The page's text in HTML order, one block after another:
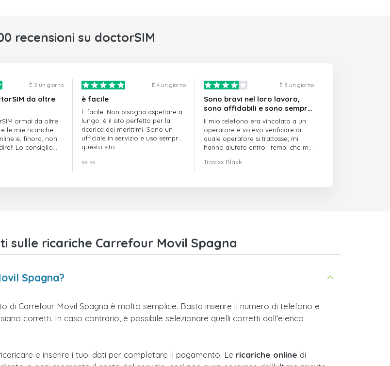
recensioni su doctorSIM
È 2 un giorno
da oltre
ormai da oltre
le mie ricariche
e, finora, non
Lo consiglio
È 4 un giorno
è facile
È facile. Non bisogna aspettare a
lungo: è il sito perfetto per la
ricarica dei marittimi. Sono un
ufficiale in servizio e uso sempre
questo sito.
ss ss
È 8 un giorno
Sono bravi nel loro lavoro,
sono affidabili e sono sempre
puntuali
Il mio telefono era vincolato a un
operatore e volevo verificare di
quale operatore si trattasse; mi
hanno aiutato entro i tempi che mi
Travixx Blakk
sulle ricariche Carrefour Movil Spagna
Spagna?
di Carrefour Movil Spagna è molto semplice. Basta inserire il numero di telefono e
corretti. In caso contrario, è possibile selezionare quelli corretti dall'elenco
e inserire i tuoi dati per completare il pagamento. Le ricariche online di